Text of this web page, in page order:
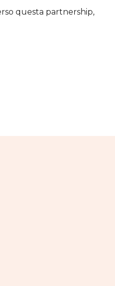
questa partnership,